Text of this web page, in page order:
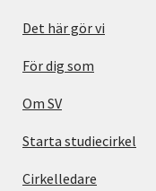
Det här gör vi
För dig som
Om SV
Starta studiecirkel
Cirkelledare